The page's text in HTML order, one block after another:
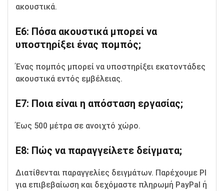
ακουστικά.
Ε6: Πόσα ακουστικά μπορεί να
υποστηρίξει ένας πομπός;
Ένας πομπός μπορεί να υποστηρίξει εκατοντάδες
ακουστικά εντός εμβέλειας.
Ε7: Ποια είναι η απόσταση εργασίας;
Έως 500 μέτρα σε ανοιχτό χώρο.
Ε8: Πώς να παραγγείλετε δείγματα;
Διατίθενται παραγγελίες δειγμάτων. Παρέχουμε PI
για επιβεβαίωση και δεχόμαστε πληρωμή PayPal ή